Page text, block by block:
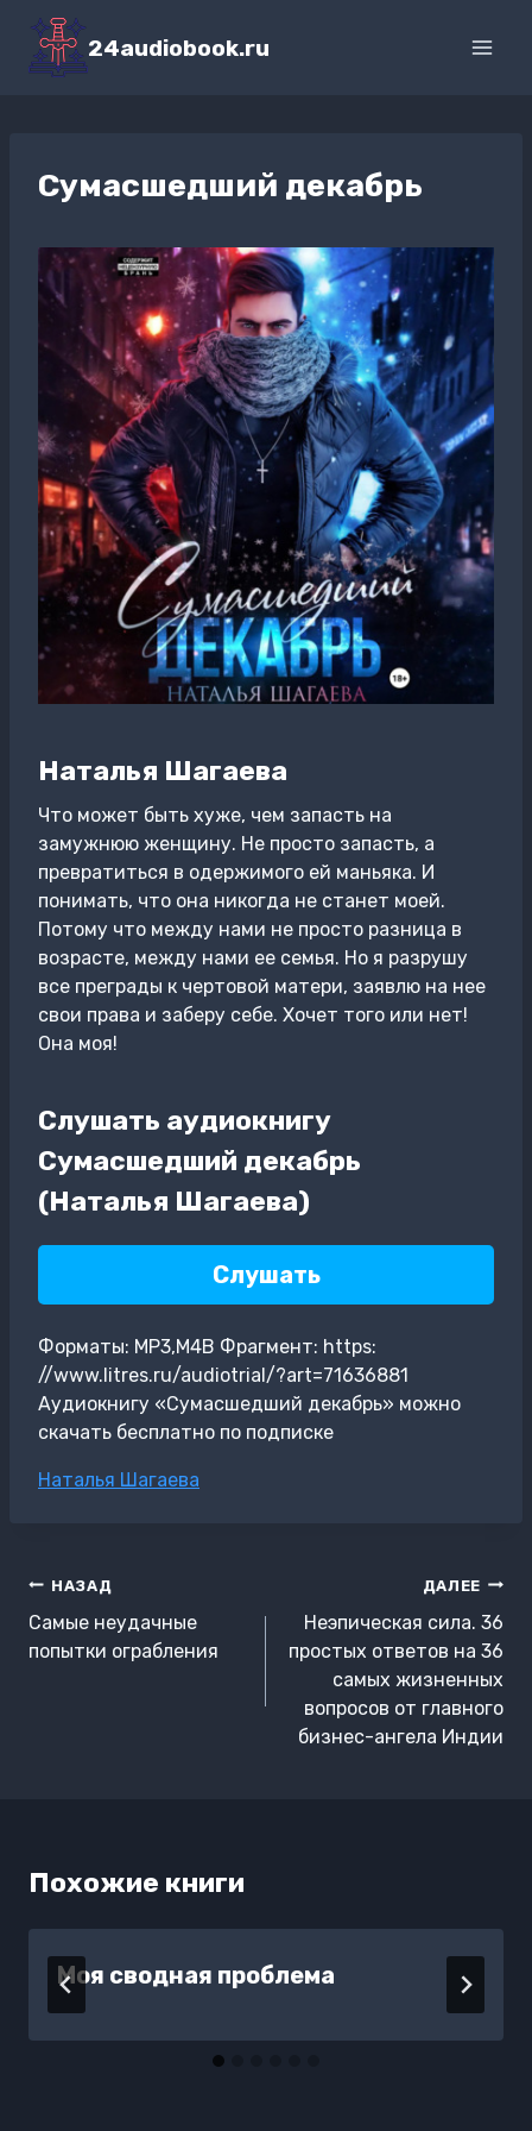
Перейти
содержимому
24audiobook.ru
Сумасшедший декабрь
Наталья Шагаева
Что может быть хуже, чем запасть на
замужнюю женщину. Не просто запасть, а
превратиться в одержимого ей маньяка. И
понимать, что она никогда не станет моей.
Потому что между нами не просто разница в
возрасте, между нами ее семья. Но я разрушу
все преграды к чертовой матери, заявлю на нее
свои права и заберу себе. Хочет того или нет!
Она моя!
Слушать аудиокнигу
Сумасшедший декабрь
(Наталья Шагаева)
Слушать
Форматы: MP3,M4B Фрагмент: https:
//www.litres.ru/audiotrial/?art=71636881
Аудиокнигу «Сумасшедший декабрь» можно
скачать бесплатно по подписке
Метки
Наталья Шагаева
Навигация
по
записям
НАЗАД
Самые неудачные
попытки ограбления
ДАЛЕЕ
Неэпическая сила. 36
простых ответов на 36
самых жизненных
вопросов от главного
бизнес-ангела Индии
Похожие книги
Моя сводная проблема